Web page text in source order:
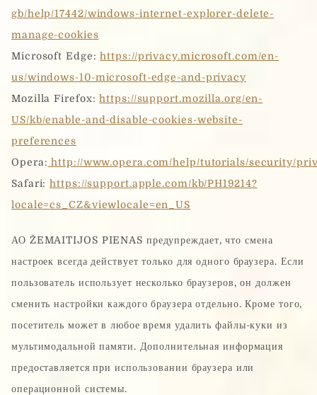
gb/help/17442/windows-internet-explorer-delete-
manage-cookies
Microsoft Edge:https://privacy.microsoft.com/en-
us/windows-10-microsoft-edge-and-privacy
Mozilla Firefox:https://support.mozilla.org/en-
US/kb/enable-and-disable-cookies-website-
preferences
Opera: http://www.opera.com/help/tutorials/security/
Safari:https://support.apple.com/kb/PH19214?
locale=cs_CZ&viewlocale=en_US
АО ŽEMAITIJOS PIENAS предупреждает, что смена
настроек всегда действует только для одного браузера. Если
пользователь использует несколько браузеров, он должен
сменить настройки каждого браузера отдельно. Кроме того,
посетитель может в любое время удалить файлы-куки из
мультимодальной памяти. Дополнительная информация
предоставляется при использовании браузера или
операционной системы.